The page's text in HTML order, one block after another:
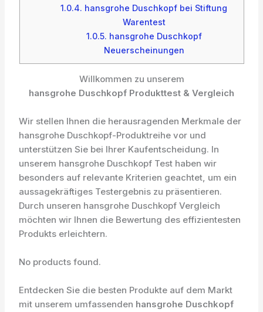
1.0.4. hansgrohe Duschkopf bei Stiftung
Warentest
1.0.5. hansgrohe Duschkopf
Neuerscheinungen
Willkommen zu unserem
hansgrohe Duschkopf Produkttest & Vergleich
Wir stellen Ihnen die herausragenden Merkmale der
hansgrohe Duschkopf-Produktreihe vor und
unterstützen Sie bei Ihrer Kaufentscheidung. In
unserem hansgrohe Duschkopf Test haben wir
besonders auf relevante Kriterien geachtet, um ein
aussagekräftiges Testergebnis zu präsentieren.
Durch unseren hansgrohe Duschkopf Vergleich
möchten wir Ihnen die Bewertung des effizientesten
Produkts erleichtern.
No products found.
Entdecken Sie die besten Produkte auf dem Markt
mit unserem umfassenden hansgrohe Duschkopf